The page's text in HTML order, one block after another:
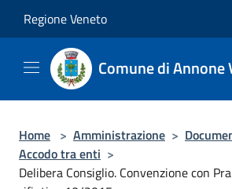
Regione Veneto
Comune di Annone
Home > Amministrazione >
Accodo tra enti >
Delibera Consiglio. Convenzione con